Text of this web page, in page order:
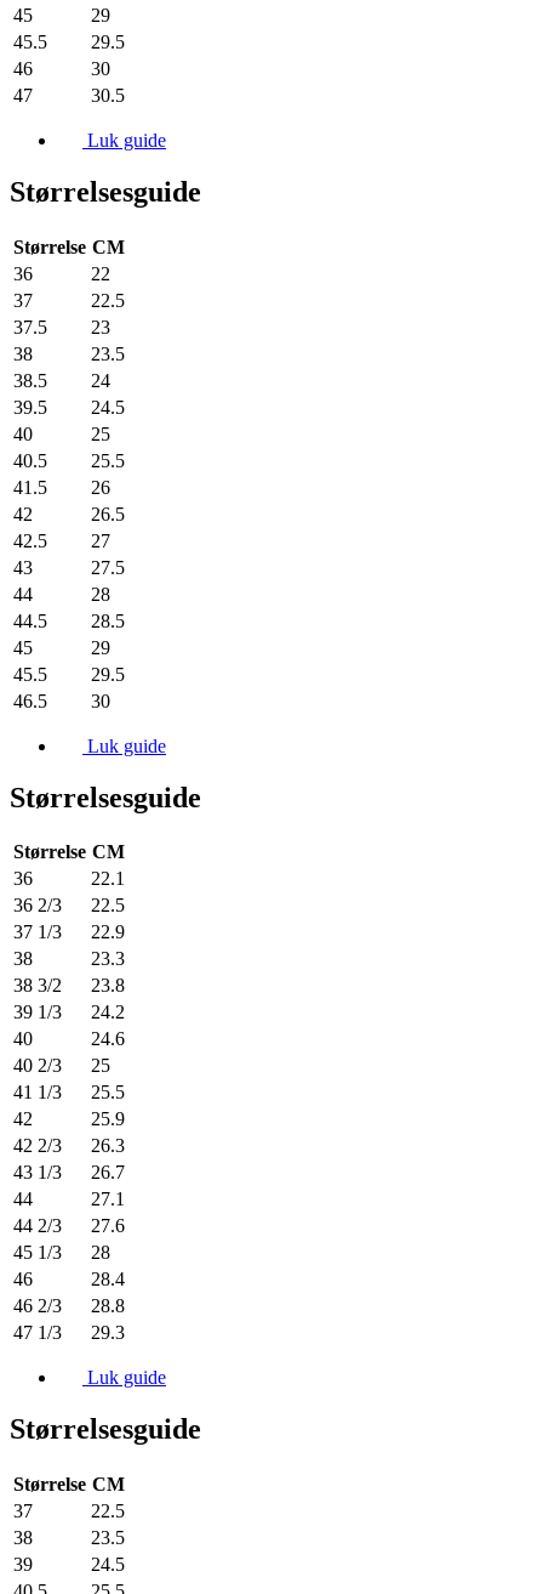
45
29
45.5
29.5
46
30
47
30.5
Luk guide
Størrelsesguide
Størrelse CM
36
22
37
22.5
37.5
23
38
23.5
38.5
24
39.5
24.5
40
25
40.5
25.5
41.5
26
42
26.5
42.5
27
43
27.5
44
28
44.5
28.5
45
29
45.5
29.5
46.5
30
Luk guide
Størrelsesguide
Størrelse CM
36
22.1
36 2/3
22.5
37 1/3
22.9
38
23.3
38 3/2
23.8
39 1/3
24.2
40
24.6
40 2/3
25
41 1/3
25.5
42
25.9
42 2/3
26.3
43 1/3
26.7
44
27.1
44 2/3
27.6
45 1/3
28
46
28.4
46 2/3
28.8
47 1/3
29.3
Luk guide
Størrelsesguide
Størrelse CM
37
22.5
38
23.5
39
24.5